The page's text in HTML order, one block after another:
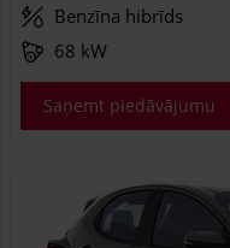
Benzīna hibrīds
68 kW
Saņemt piedāvājumu